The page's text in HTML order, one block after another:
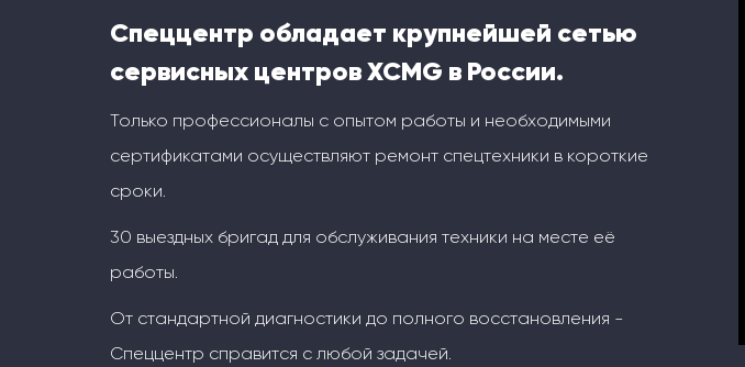
Спеццентр обладает крупнейшей сетью
сервисных центров XCMG в России.
Только профессионалы с опытом работы и необходимыми
сертификатами осуществляют ремонт спецтехники в короткие
сроки.
30 выездных бригад для обслуживания техники на месте её
работы.
От стандартной диагностики до полного восстановления -
Спеццентр справится с любой задачей.